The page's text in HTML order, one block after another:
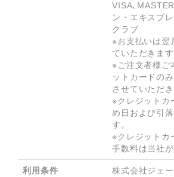
VISA､
ン・エキスプ
クラブ
※お支払いは翌
ていただきます
※ご注文者様ご
ットカードの
させていただき
※クレジットカ
め日および引
す。
※クレジットカ
利用条件
株式会社ジェ